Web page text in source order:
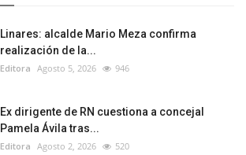
Linares: alcalde Mario Meza confirma
realización de la...
Editora Agosto 5, 2026 946
Ex dirigente de RN cuestiona a concejal
Pamela Ávila tras...
Editora Agosto 2, 2026 520